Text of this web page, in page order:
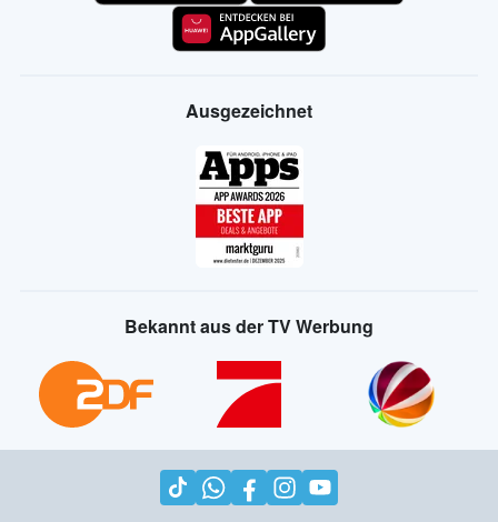
Ausgezeichnet
Bekannt aus der TV Werbung